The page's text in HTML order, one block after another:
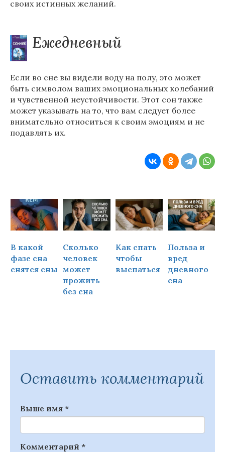
своих истинных желаний.
Ежедневный
Если во сне вы видели воду на полу, это может
быть символом ваших эмоциональных колебаний
и чувственной неустойчивости. Этот сон также
может указывать на то, что вам следует более
внимательно относиться к своим эмоциям и не
подавлять их.
В какой
фазе сна
снятся сны
Сколько
человек
может
прожить
без сна
Как спать
чтобы
выспаться
Польза и
вред
дневного
сна
Оставить комментарий
Выше имя *
Комментарий *